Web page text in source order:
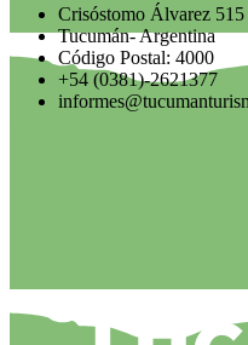
Crisóstomo Álvarez
Tucumán- Argentina
Código Postal: 4000
+54 (0381)-2621377